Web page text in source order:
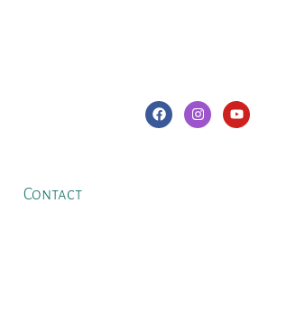
Contact